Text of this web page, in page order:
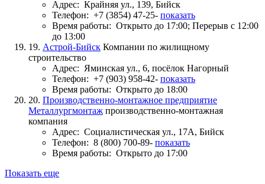
Адрес: Крайняя ул., 139, Бийск
Телефон: +7 (3854) 47-25- показать
Время работы: Открыто до 17:00; Перерыв с 12:00
до 13:00
19. Астрой-Бийск Компании по жилищному
строительство
Адрес: Яминская ул., 6, посёлок Нагорный
Телефон: +7 (903) 958-42- показать
Время работы: Открыто до 18:00
20. Производственно-монтажное предприятие
Металлургмонтаж производственно-монтажная
компания
Адрес: Социалистическая ул., 17А, Бийск
Телефон: 8 (800) 700-89- показать
Время работы: Открыто до 17:00
Показать еще